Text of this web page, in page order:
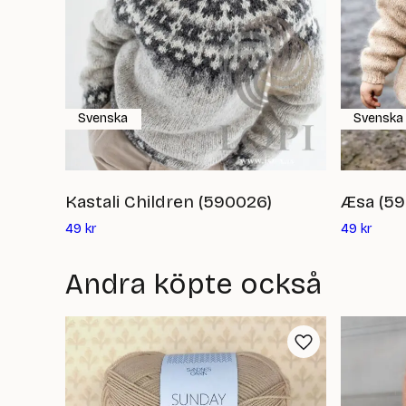
Kastali Children (590026)
49 krDet
är:
kr
Svenska
Æsa
49 krDet
Svenska
Andra köpte också